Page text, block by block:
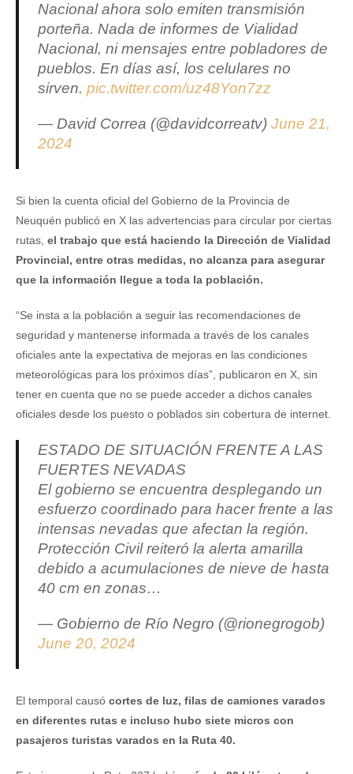
Nacional ahora solo emiten transmisión
porteña. Nada de informes de Vialidad
Nacional, ni mensajes entre pobladores de
pueblos. En días así, los celulares no
sirven. pic.twitter.com/uz48Yon7zz
— David Correa (@davidcorreatv) June 21,
2024
Si bien la cuenta oficial del Gobierno de la Provincia de
Neuquén publicó en X las advertencias para circular por ciertas
rutas, el trabajo que está haciendo la Dirección de Vialidad
Provincial, entre otras medidas, no alcanza para asegurar
que la información llegue a toda la población.
“Se insta a la población a seguir las recomendaciones de
seguridad y mantenerse informada a través de los canales
oficiales ante la expectativa de mejoras en las condiciones
meteorológicas para los próximos días”, publicaron en X, sin
tener en cuenta que no se puede acceder a dichos canales
oficiales desde los puesto o poblados sin cobertura de internet.
ESTADO DE SITUACIÓN FRENTE A LAS
FUERTES NEVADAS
El gobierno se encuentra desplegando un
esfuerzo coordinado para hacer frente a las
intensas nevadas que afectan la región.
Protección Civil reiteró la alerta amarilla
debido a acumulaciones de nieve de hasta
40 cm en zonas…
— Gobierno de Río Negro (@rionegrogob)
June 20, 2024
El temporal causó cortes de luz, filas de camiones varados
en diferentes rutas e incluso hubo siete micros con
pasajeros turistas varados en la Ruta 40.